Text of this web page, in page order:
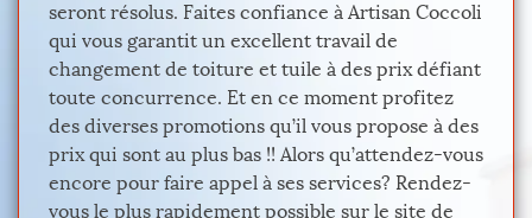
seront résolus. Faites confiance à Artisan Coccoli
qui vous garantit un excellent travail de
changement de toiture et tuile à des prix défiant
toute concurrence. Et en ce moment profitez
des diverses promotions qu’il vous propose à des
prix qui sont au plus bas !! Alors qu’attendez-vous
encore pour faire appel à ses services? Rendez-
vous le plus rapidement possible sur le site de